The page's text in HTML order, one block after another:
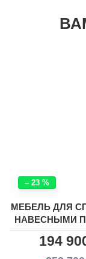
– 23 %
МЕБЕЛЬ ДЛЯ
НАВЕСНЫМИ
И УГЛОВЫМ
"ЛАУНЧ
194